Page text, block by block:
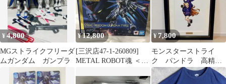
¥4,800
MGストライクフリーダ
ムガンダム ガンプラ
¥12,800
[三沢店47-1-260809]
METAL ROBOT魂 ＜
フリーダムガンダム弐
¥7,800
モンスターストライ
ク パンドラ 高精
細 複製イラスト